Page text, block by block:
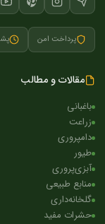
پرداخت امن
مقالات و مطالب
باغبانی
زراعت
دامپروری
طیور
آبزی‌پروری
منابع طبیعی
گلخانه‌داری
حشرات مفید